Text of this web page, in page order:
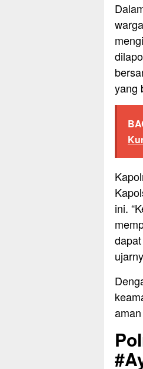
yang
ini.